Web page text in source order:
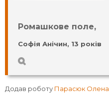
Ромашкове поле,
Софія Анічин, 13 років
Додав роботу Парасюк Олена